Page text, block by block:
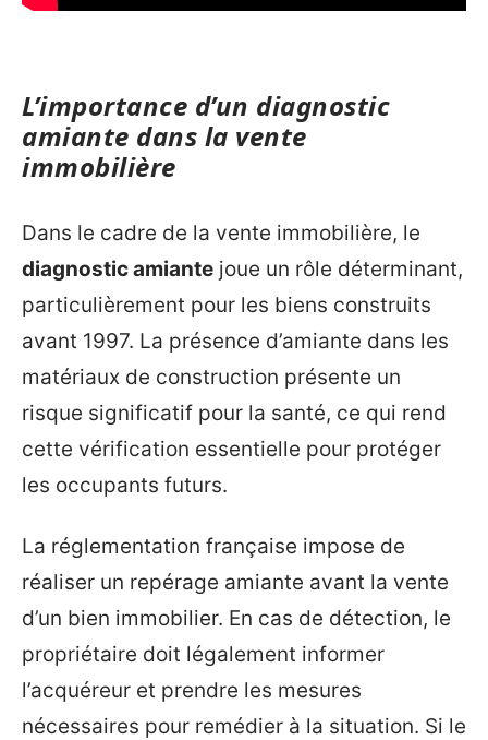
L’importance d’un diagnostic
amiante dans la vente
immobilière
Dans le cadre de la vente immobilière, le
diagnostic amiante joue un rôle déterminant,
particulièrement pour les biens construits
avant 1997. La présence d’amiante dans les
matériaux de construction présente un
risque significatif pour la santé, ce qui rend
cette vérification essentielle pour protéger
les occupants futurs.
La réglementation française impose de
réaliser un repérage amiante avant la vente
d’un bien immobilier. En cas de détection, le
propriétaire doit légalement informer
l’acquéreur et prendre les mesures
nécessaires pour remédier à la situation. Si le